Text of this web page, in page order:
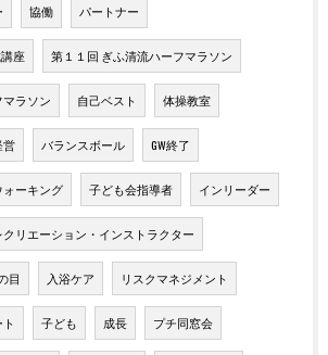
協働 パートナー
座 第１１回 ぎふ清流ハーフマラソン
ラソン 自己ベスト 体操教室
営 バランスボール GW終了
ォーキング 子ども会指導者 インリーダー
クリエーション・インストラクター
目 入浴ケア リスクマネジメント
子ども 成長 プチ同窓会